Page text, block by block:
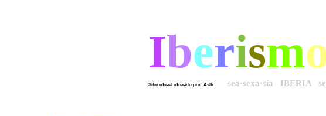
Iberism
Sitio oficial ofrecido por: AsIb sea·sexa·sía IBERIA